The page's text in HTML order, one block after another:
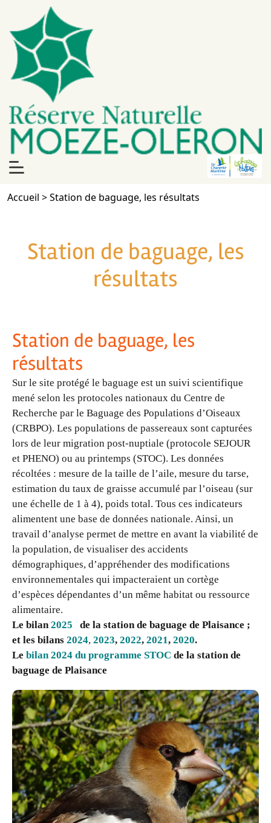
Accueil >Station de baguage, les résultats
Station de baguage, les
résultats
Station de baguage, les
résultats
Sur le site protégé le baguage est un suivi scientifique
mené selon les protocoles nationaux du Centre de
Recherche par le Baguage des Populations d’Oiseaux
(CRBPO). Les populations de passereaux sont capturées
lors de leur migration post-nuptiale (protocole SEJOUR
et PHENO) ou au printemps (STOC). Les données
récoltées : mesure de la taille de l’aile, mesure du tarse,
estimation du taux de graisse accumulé par l’oiseau (sur
une échelle de 1 à 4), poids total. Tous ces indicateurs
alimentent une base de données nationale. Ainsi, un
travail d’analyse permet de mettre en avant la viabilité de
la population, de visualiser des accidents
démographiques, d’appréhender des modifications
environnementales qui impacteraient un cortège
d’espèces dépendantes d’un même habitat ou ressource
alimentaire.
Le bilan2025
de la station de baguage de Plaisance ;
et les bilans 2024, 2023, 2022, 2021, 2020.
Le bilan 2024 du programme STOC de la station de
baguage de Plaisance